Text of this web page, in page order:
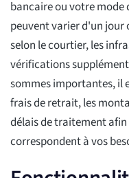
bancaire ou votre mode
peuvent varier d'un jour
selon le courtier, les
vérifications
sommes importantes, il
frais de retrait, les
délais de traitement afin
correspondent à vos